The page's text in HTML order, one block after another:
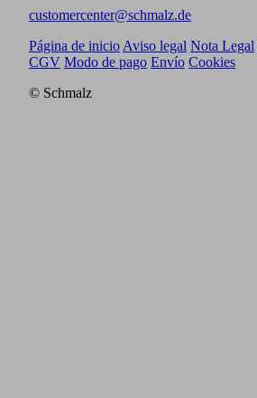
customercenter@schmalz.de
Página de inicio Aviso legal Nota Legal
CGV Modo de pago Envío Cookies
© Schmalz